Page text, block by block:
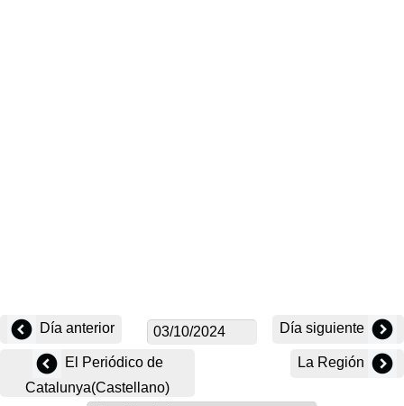
Día anterior Día siguiente
El Periódico de
Catalunya(Castellano)
La Región